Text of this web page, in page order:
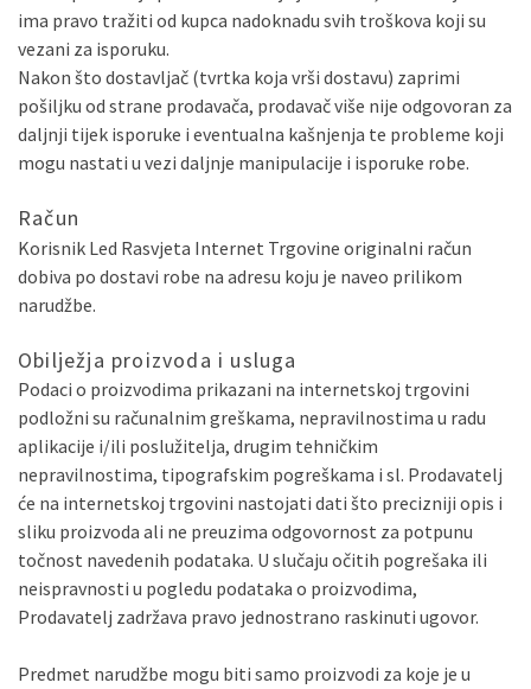
ima pravo tražiti od kupca nadoknadu svih troškova koji su
vezani za isporuku.
Nakon što dostavljač (tvrtka koja vrši dostavu) zaprimi
pošiljku od strane prodavača, prodavač više nije odgovoran za
daljnji tijek isporuke i eventualna kašnjenja te probleme koji
mogu nastati u vezi daljnje manipulacije i isporuke robe.
Račun
Korisnik Led Rasvjeta Internet Trgovine originalni račun
dobiva po dostavi robe na adresu koju je naveo prilikom
narudžbe.
Obilježja proizvoda i usluga
Podaci o proizvodima prikazani na internetskoj trgovini
podložni su računalnim greškama, nepravilnostima u radu
aplikacije i/ili poslužitelja, drugim tehničkim
nepravilnostima, tipografskim pogreškama i sl. Prodavatelj
će na internetskoj trgovini nastojati dati što precizniji opis i
sliku proizvoda ali ne preuzima odgovornost za potpunu
točnost navedenih podataka. U slučaju očitih pogrešaka ili
neispravnosti u pogledu podataka o proizvodima,
Prodavatelj zadržava pravo jednostrano raskinuti ugovor.
Predmet narudžbe mogu biti samo proizvodi za koje je u